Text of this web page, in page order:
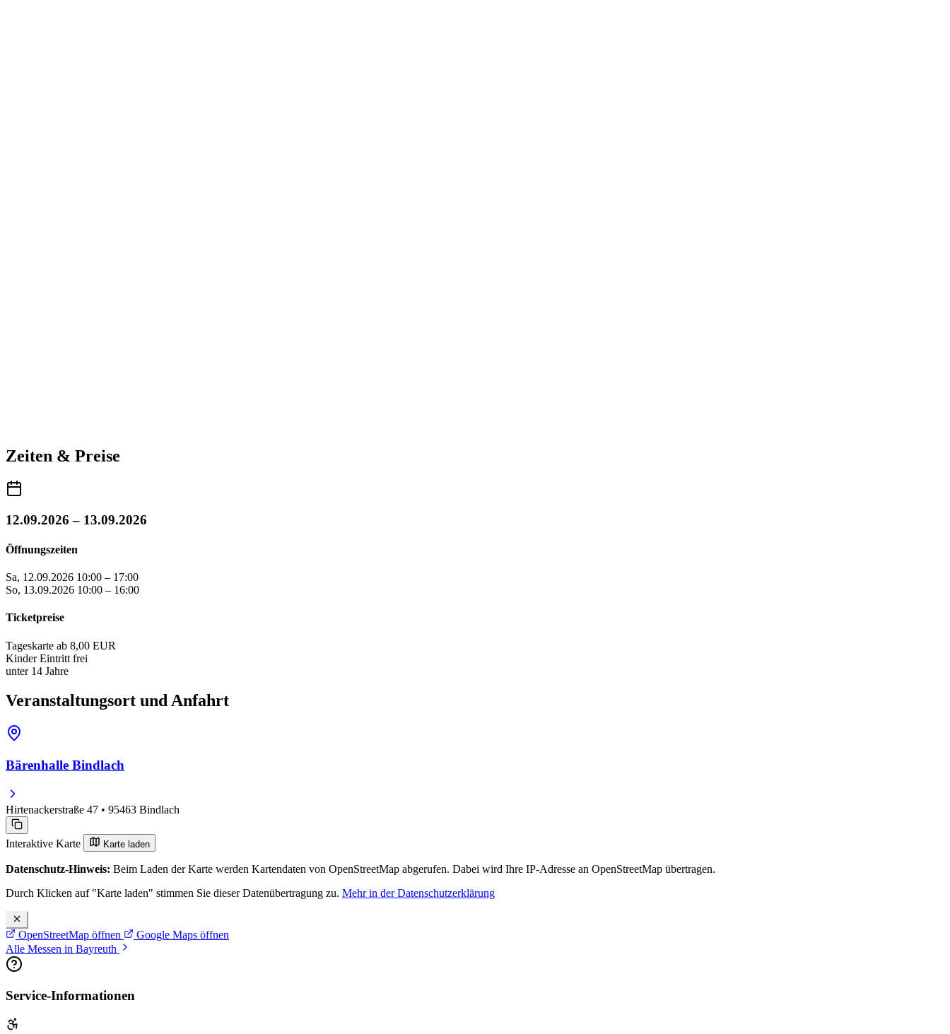
Zeiten & Preise
12.09.2026 – 13.09.2026
Öffnungszeiten
Sa, 12.09.2026 10:00 – 17:00
So, 13.09.2026 10:00 – 16:00
Ticketpreise
Tageskarte ab 8,00 EUR
Kinder Eintritt frei
unter 14 Jahre
Veranstaltungsort und Anfahrt
Bärenhalle Bindlach
Hirtenackerstraße 47 • 95463 Bindlach
Interaktive Karte Karte laden
Datenschutz-Hinweis: Beim Laden der Karte werden Kartendaten von OpenStreetMap abgerufen. Dabei wird Ihre IP-Adresse an OpenStreetMap übertragen.
Durch Klicken auf "Karte laden" stimmen Sie dieser Datenübertragung zu. Mehr in der Datenschutzerklärung
OpenStreetMap öffnen
Google Maps öffnen
Alle Messen in Bayreuth
Service-Informationen